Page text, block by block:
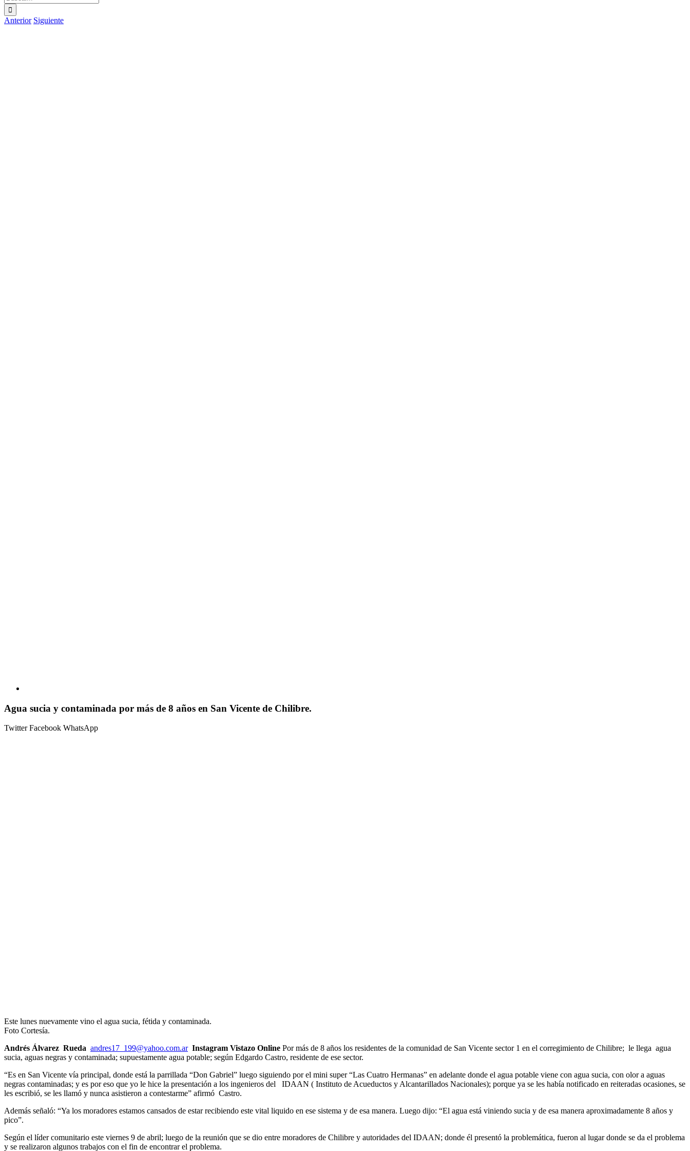
Anterior Siguiente
Agua sucia y contaminada por más de 8 años en San Vicente de Chilibre.
TwitterFacebook WhatsApp
Este lunes nuevamente vino el agua sucia, fétida y contaminada.
Foto Cortesía.
Andrés Álvarez Rueda andres17_199@yahoo.com.ar Instagram Vistazo Online Por más de 8 años los residentes de la comunidad de San Vicente sector 1 en el corregimiento de Chilibre; le llega agua
sucia, aguas negras y contaminada; supuestamente agua potable; según Edgardo Castro, residente de ese sector.
“Es en San Vicente vía principal, donde está la parrillada “Don Gabriel” luego siguiendo por el mini super “Las Cuatro Hermanas” en adelante donde el agua potable viene con agua sucia, con olor a aguas
negras contaminadas; y es por eso que yo le hice la presentación a los ingenieros del IDAAN ( Instituto de Acueductos y Alcantarillados Nacionales); porque ya se les había notificado en reiteradas ocasiones, se
les escribió, se les llamó y nunca asistieron a contestarme” afirmó Castro.
Además señaló: “Ya los moradores estamos cansados de estar recibiendo este vital liquido en ese sistema y de esa manera. Luego dijo: “El agua está viniendo sucia y de esa manera aproximadamente 8 años y
pico”.
Según el líder comunitario este viernes 9 de abril; luego de la reunión que se dio entre moradores de Chilibre y autoridades del IDAAN; donde él presentó la problemática, fueron al lugar donde se da el problema
y se realizaron algunos trabajos con el fin de encontrar el problema.